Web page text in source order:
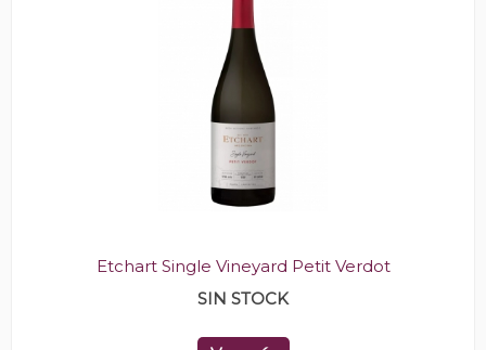
Etchart Single Vineyard Petit Verdot
SIN STOCK